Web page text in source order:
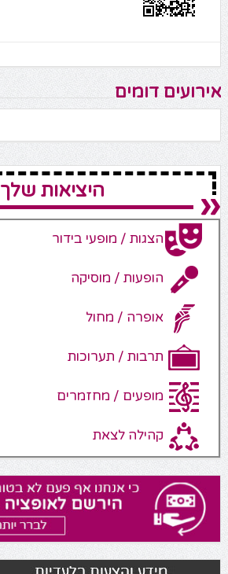
אירועים דומים
היציאות שלך
הצגות / מופעי בידור
הופעות / מוסיקה
אופרה / מחול
תרבות / תערוכות
מופעים / מחזמרים
קהילה לצאת